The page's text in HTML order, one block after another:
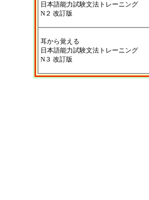
日本語能力試験文法トレーニング
N２ 改訂版
耳から覚える
日本語能力試験文法トレーニング
N３ 改訂版